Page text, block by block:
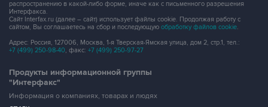
распространению в какой-либо форме, иначе как с письменного разрешения
Интерфакса.
Сайт Interfax.ru (далее – сайт) использует файлы cookie. Продолжая работу с
сайтом, Вы соглашаетесь на сбор и последующую обработку файлов cookie.
Адрес: Россия, 127006, Москва, 1-я Тверская-Ямская улица, дом 2, стр.1, тел.:
+7 (499) 250-98-40, факс: +7 (499) 250-97-27
Продукты информационной группы
"Интерфакс"
Информация о компаниях, товарах и людях